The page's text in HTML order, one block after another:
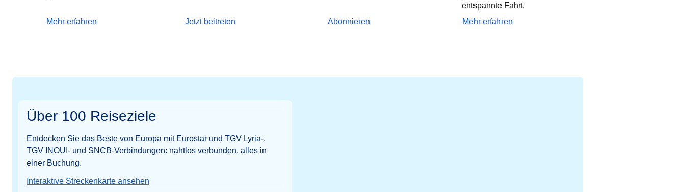
Mehr erfahren Jetzt beitreten Abonnieren
entspannte Fahrt.
Mehr erfahren
Über 100 Reiseziele
Entdecken Sie das Beste von Europa mit Eurostar und TGV Lyria-,
TGV INOUI- und SNCB-Verbindungen: nahtlos verbunden, alles in
einer Buchung.
Interaktive Streckenkarte ansehen